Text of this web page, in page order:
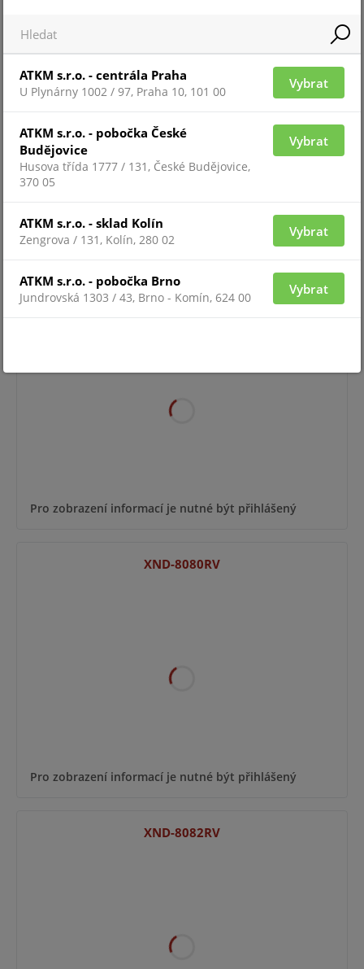
Pro zobrazení informací je nutné být přihlášený
XND-8080R
Pro zobrazení informací je nutné být přihlášený
XND-8080RV
Pro zobrazení informací je nutné být přihlášený
XND-8082RV
ATKM s.r.o. - centrála Praha
U Plynárny 1002 / 97, Praha 10, 101 00
Vybrat
ATKM s.r.o. - pobočka České
Budějovice
Husova třída 1777 / 131, České Budějovice,
370 05
Vybrat
ATKM s.r.o. - sklad Kolín
Zengrova / 131, Kolín, 280 02
Vybrat
ATKM s.r.o. - pobočka Brno
Jundrovská 1303 / 43, Brno - Komín, 624 00
Vybrat